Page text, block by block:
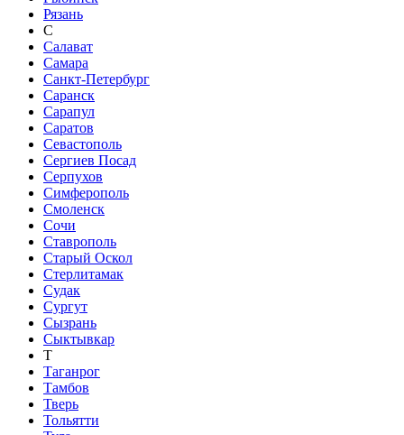
Рязань
С
Салават
Самара
Санкт-Петербург
Саранск
Сарапул
Саратов
Севастополь
Сергиев Посад
Серпухов
Симферополь
Смоленск
Сочи
Ставрополь
Старый Оскол
Стерлитамак
Судак
Сургут
Сызрань
Сыктывкар
Т
Таганрог
Тамбов
Тверь
Тольятти